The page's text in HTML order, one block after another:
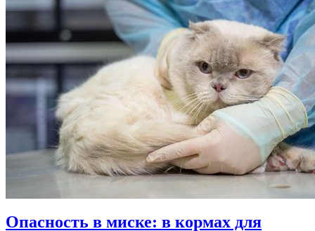
Опасность в миске: в кормах для